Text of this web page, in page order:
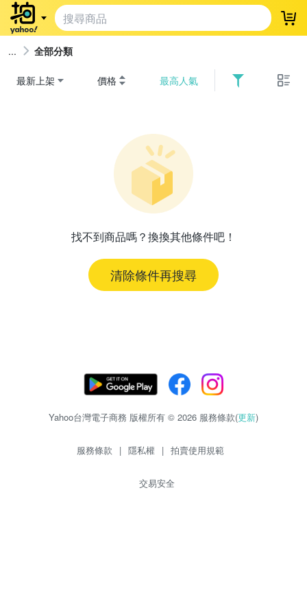
登
全部分類
最新上架 價格 最高人氣
找不到商品嗎？換換其他條件吧！
清除條件再搜尋
Yahoo台灣電子商務 版權所有 © 2026 服務條款(更新)
服務條款 | 隱私權 | 拍賣使用規範
交易安全